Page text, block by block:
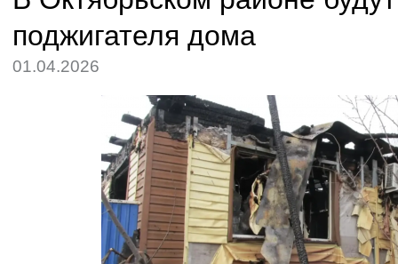
поджигателя дома
01.04.2026